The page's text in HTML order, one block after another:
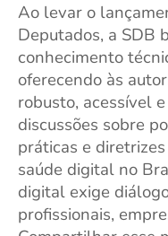
Ao levar o
Deputados, a SDB
conhecimento
oferecendo às
robusto, acessível
discussões sobre
práticas e
saúde digital no
digital exige
profissionais,